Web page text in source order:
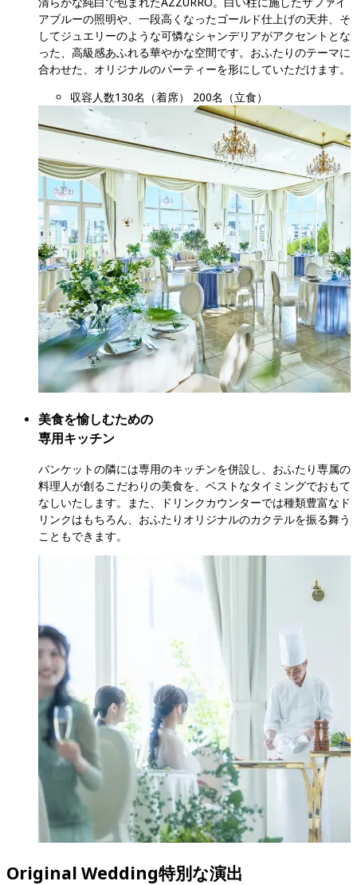
アブルーの照明や、一段高くなったゴールド仕上げの天井、そ
してジュエリーのような可憐なシャンデリアがアクセントとな
った、高級感あふれる華やかな空間です。おふたりのテーマに
合わせた、オリジナルのパーティーを形にしていただけます。
収容人数130名（着席） 200名（立食）
美食を愉しむための
専用キッチン
バンケットの隣には専用のキッチンを併設し、おふたり専属の
料理人が創るこだわりの美食を、ベストなタイミングでおもて
なしいたします。また、ドリンクカウンターでは種類豊富なド
リンクはもちろん、おふたりオリジナルのカクテルを振る舞う
Original Wedding特別な演出